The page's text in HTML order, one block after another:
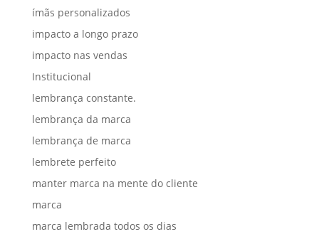
ímãs personalizados
impacto a longo prazo
impacto nas vendas
Institucional
lembrança constante.
lembrança da marca
lembrança de marca
lembrete perfeito
manter marca na mente do cliente
marca
marca lembrada todos os dias